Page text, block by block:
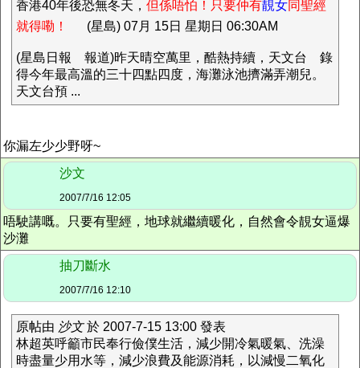
香港40年後恐無冬天， 但係唔怕！只要仲有靚女同聖經
就得嘞！
(星島) 07月 15日 星期日 06:30AM
(星島日報 報道)昨天晴空萬里，酷熱持續，天文台 錄
得今年最高溫的三十四點四度，海灘泳池擠滿弄潮兒。
天文台預 ...
你漏左少少野呀~
沙文
2007/7/16 12:05
唔駛講嘅。只要有聖經，地球就繼續暖化，自然會令靚女逼爆
沙灘
抽刀斷水
2007/7/16 12:10
原帖由 沙文於 2007-7-15 13:00 發表
林超英呼籲市民奉行儉僕生活，減少開冷氣暖氣、洗澡
時盡量少用水等，減少浪費及能源消耗，以減慢二氧化